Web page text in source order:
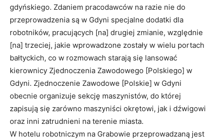
gdyńskiego. Zdaniem pracodawców na razie nie do
przeprowadzenia są w Gdyni specjalne dodatki dla
robotników, pracujących [na] drugiej zmianie, względnie
[na] trzeciej, jakie wprowadzone zostały w wielu portach
bałtyckich, co w rozmowach starają się lansować
kierownicy Zjednoczenia Zawodowego [Polskiego] w
Gdyni. Zjednoczenie Zawodowe [Polskie] w Gdyni
obecnie organizuje sekcję maszynistów, do której
zapisują się zarówno maszyniści okrętowi, jak i dźwigowi
oraz inni zatrudnieni na terenie miasta.
W hotelu robotniczym na Grabowie przeprowadzaną jest